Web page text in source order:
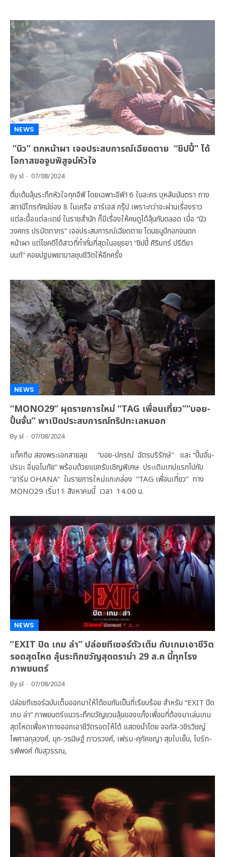
NEWS
“นิว” ตกหน้าผา เจอประสบการณ์เฉียดตาย “ชิปปี้” ได้
โอกาสขอจูบพิสูจน์หัวใจ
Bysl 07/08/2024
ตื่นเต้นลุ้นระทึกหัวใจทุกอีพี โดยเฉพาะอีพี16 ในละคร บุหลันมันตรา ทาง
สถานีโทรทัศน์ช่อง 8 ในเครือ อาร์เอส กรุ๊ป เพราะกว่าจะผ่านเรื่องราว
แต่ละมื้อแต่ละเดย์ ในราชสำนัก ก็มีเรื่องให้คนดูได้ลุ้นกันตลอด เมื่อ “นิว
วงศกร ปรมัตถากร” เจอประสบการณ์เฉียดตาย โดนธนูปักอกจนตก
หน้าผา แต่โชคดีได้สาวที่ก๋ากั่นที่สุดในอยุธยา “ชิปปี้ ศิรินทร์ ปรีดียา
นนท์” คอยปฐมพยาบาลชุบชีวิตให้อีกครั้ง
NEWS
“MONO29” ผุดรายการใหม่ “TAG เพื่อนเที่ยว”“บอย-
ปั้นจั่น” พาเปิดประสบการณ์ทริปทะเลหมอก
Bysl 07/08/2024
แท็คทีม สองพระเอกสายลุย “บอย-ปกรณ์ ฉัตรบริรักษ์” และ “ปั้นจั่น-
ปรมะ อิ่มอโนทัย” พร้อมด้วยแขกรับเชิญพิเศษ ประเดิมเทปแรกไปกับ
“อาร์ม OHANA” ในรายการใหม่แกะกล่อง “TAG เพื่อนเที่ยว” ทาง
MONO29 เริ่ม11 สิงหาคมนี้ เวลา 14.00 น.
NEWS
“EXIT ปิด เกม ล่า” ปล่อยทีเซอร์ตัวเต็ม กับเกมเอาชีวิต
รอดสุดโหด ลุ้นระทึกขวัญสุดดราม่า 29 ส.ค นี้ทุกโรง
ภาพยนตร์
Bysl 07/08/2024
ปล่อยทีเซอร์ฉบับเต็มออกมาให้ได้ชมกันเป็นที่เรียบร้อย สำหรับ “EXIT ปิด
เกม ล่า” ภาพยนตร์แนวระทึกขวัญชวนลุ้นของแก็งเพื่อนที่ต้องมาเล่นเกม
สุดโหดเพื่อหาทางออกเอาชีวิตรอดให้ได้ แสดงนำโดย ออกัส-วชิรวิชญ์
ไพศาลกุลวงศ์, มุก-วรนิษฐ์ ถาวรวงศ์, เฟรม-ศุภัคชญา สุขใบเย็น, ไบร์ท-
รพีพงศ์ ทับสุวรรณ,